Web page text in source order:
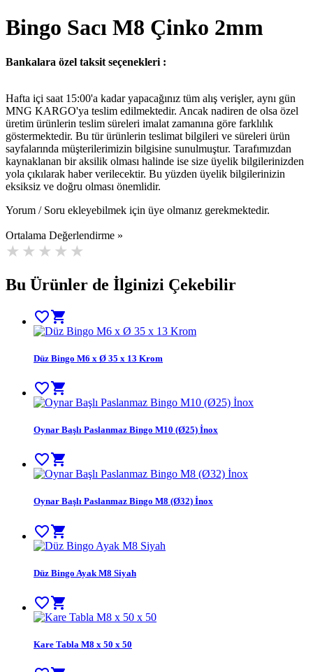
Bingo Sacı M8 Çinko 2mm
Bankalara özel taksit seçenekleri :
Hafta içi saat 15:00'a kadar yapacağınız tüm alış verişler, aynı gün
MNG KARGO'ya teslim edilmektedir. Ancak nadiren de olsa özel
üretim ürünlerin teslim süreleri imalat zamanına göre farklılık
göstermektedir. Bu tür ürünlerin teslimat bilgileri ve süreleri ürün
sayfalarında müşterilerimizin bilgisine sunulmuştur. Tarafımızdan
kaynaklanan bir aksilik olması halinde ise size üyelik bilgilerinizden
yola çıkılarak haber verilecektir. Bu yüzden üyelik bilgilerinizin
eksiksiz ve doğru olması önemlidir.
Yorum / Soru ekleyebilmek için üye olmanız gerekmektedir.
Ortalama Değerlendirme »
Bu Ürünler de İlginizi Çekebilir
favorite_bordershopping_cart
Düz Bingo M6 x Ø 35 x 13 Krom
favorite_bordershopping_cart
Oynar Başlı Paslanmaz Bingo M10 (Ø25) İnox
favorite_bordershopping_cart
Oynar Başlı Paslanmaz Bingo M8 (Ø32) İnox
favorite_bordershopping_cart
Düz Bingo Ayak M8 Siyah
favorite_bordershopping_cart
Kare Tabla M8 x 50 x 50